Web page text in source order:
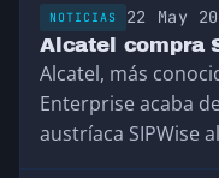
NOTICIAS 22 May
Alcatel compra
Alcatel, más
Enterprise acaba
austríaca SIPWise